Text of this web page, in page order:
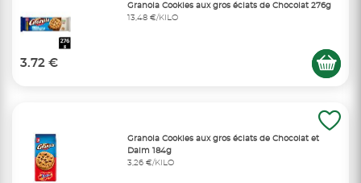
Granola Cookies aux gros éclats de Chocolat 276g
13,48 €/KILO
3.72 €
Granola Cookies aux gros éclats de Chocolat et
Daim 184g
3,26 €/KILO